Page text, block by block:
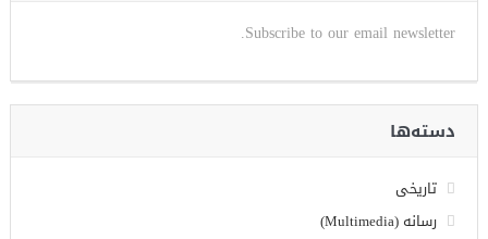
Subscribe to our email newsletter.
دسته‌ها
تاریخی
رسانه (Multimedia)